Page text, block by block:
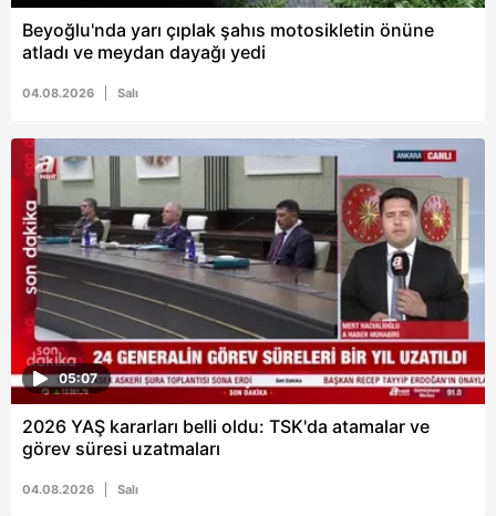
Beyoğlu'nda yarı çıplak şahıs motosikletin önüne
atladı ve meydan dayağı yedi
04.08.2026 Salı
05:07
2026 YAŞ kararları belli oldu: TSK'da atamalar ve
görev süresi uzatmaları
04.08.2026 Salı